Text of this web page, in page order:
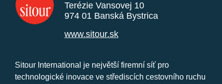
Terézie Vansovej 10
974 01 Banská Bystrica
www.sitour.sk
Sitour International je největší firemní síť pro
technologické inovace ve střediscích cestovního ruchu